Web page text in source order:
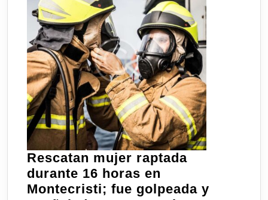
Rescatan mujer raptada
durante 16 horas en
Montecristi; fue golpeada y